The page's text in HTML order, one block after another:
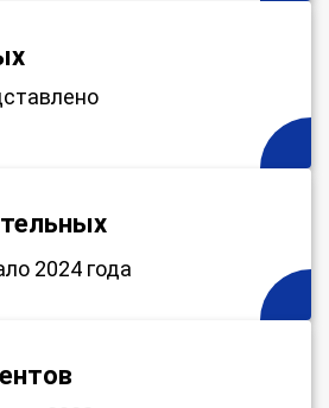
2024 года